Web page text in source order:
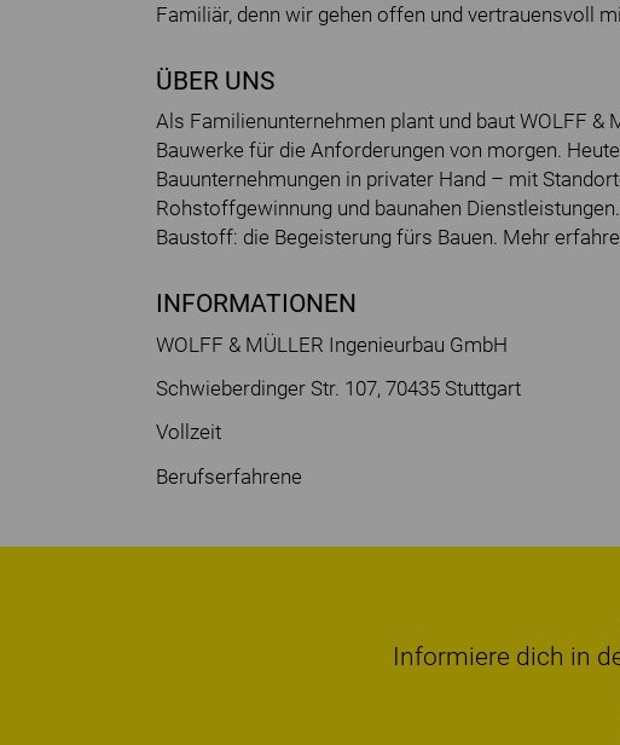
Familiär, denn wir gehen offen und vertrauensvoll
ÜBER UNS
Als Familienunternehmen plant und baut WOLFF &
Bauwerke für die Anforderungen von morgen.
Bauunternehmungen in privater Hand – mit
Rohstoffgewinnung und baunahen
Baustoff: die Begeisterung fürs Bauen. Mehr
INFORMATIONEN
WOLFF & MÜLLER Ingenieurbau GmbH
Schwieberdinger Str. 107, 70435 Stuttgart
Vollzeit
Berufserfahrene
Informiere dich in